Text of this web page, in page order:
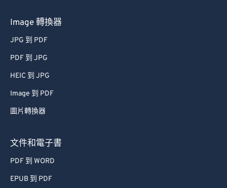
Image 轉換器
JPG 到 PDF
PDF 到 JPG
HEIC 到 JPG
Image 到 PDF
圖片轉換器
文件和電子書
PDF 到 WORD
EPUB 到 PDF